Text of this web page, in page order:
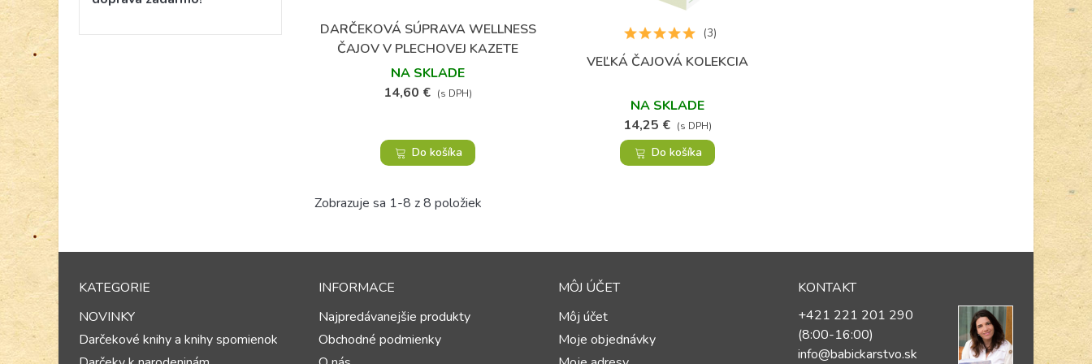
Obľúbené
DARČEKOVÁ SÚPRAVA WELLNESS
ČAJOV V PLECHOVEJ KAZETE
NA SKLADE
14,60 € (s DPH)
Do košíka
Obľúbené
VEĽKÁ ČAJOVÁ KOLEKCIA
NA SKLADE
14,25 € (s DPH)
(3)
Do košíka
Zobrazuje sa 1-8 z 8 položiek
KATEGORIE
NOVINKY
Darčekové knihy a knihy spomienok
INFORMACE
Najpredávanejšie produkty
Obchodné podmienky
MÔJ ÚČET
Môj účet
Moje objednávky
KONTAKT
+421 221 201 290
(8:00-16:00)
info@babickarstvo.sk